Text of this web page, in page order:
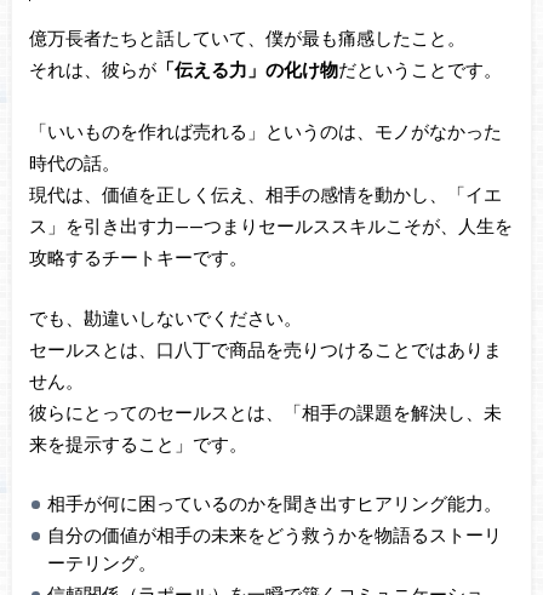
億万長者たちと話していて、僕が最も痛感したこと。
それは、彼らが「伝える力」の化け物だということです。
「いいものを作れば売れる」というのは、モノがなかった
時代の話。
現代は、価値を正しく伝え、相手の感情を動かし、「イエ
ス」を引き出す力——つまりセールススキルこそが、人生を
攻略するチートキーです。
でも、勘違いしないでください。
セールスとは、口八丁で商品を売りつけることではありま
せん。
彼らにとってのセールスとは、「相手の課題を解決し、未
来を提示すること」です。
相手が何に困っているのかを聞き出すヒアリング能力。
自分の価値が相手の未来をどう救うかを物語るストーリ
ーテリング。